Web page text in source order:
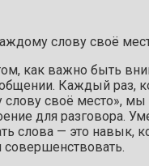
слову своё
как важно быть
Каждый раз,
своё место», мы
для разговора.
слова — это навык,